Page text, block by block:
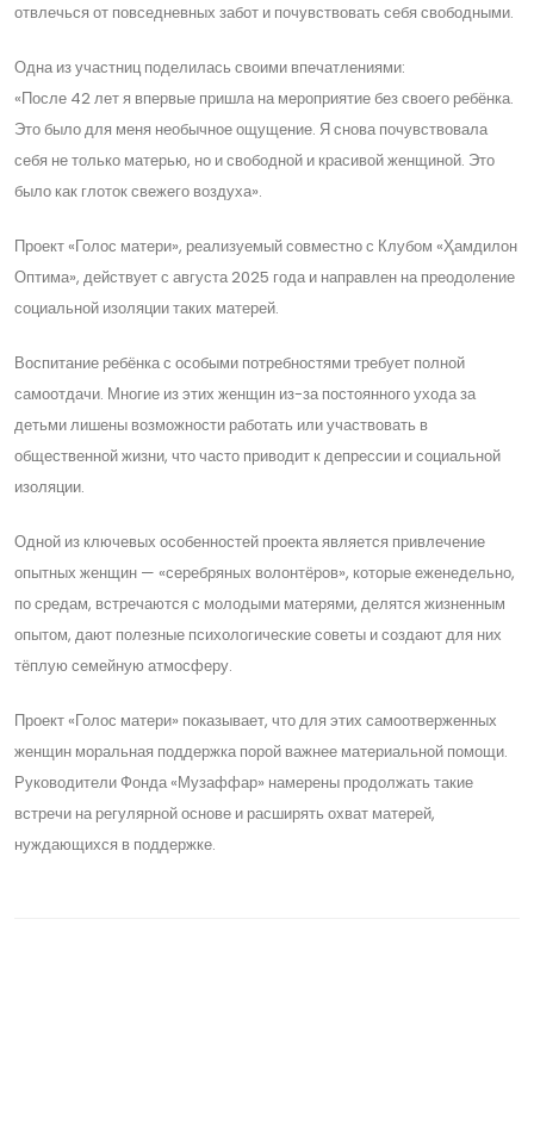
отвлечься от повседневных забот и почувствовать себя свободными.
Одна из участниц поделилась своими впечатлениями:
«После 42 лет я впервые пришла на мероприятие без своего ребёнка.
Это было для меня необычное ощущение. Я снова почувствовала
себя не только матерью, но и свободной и красивой женщиной. Это
было как глоток свежего воздуха».
Проект «Голос матери», реализуемый совместно с Клубом «Ҳамдилон
Оптима», действует с августа 2025 года и направлен на преодоление
социальной изоляции таких матерей.
Воспитание ребёнка с особыми потребностями требует полной
самоотдачи. Многие из этих женщин из-за постоянного ухода за
детьми лишены возможности работать или участвовать в
общественной жизни, что часто приводит к депрессии и социальной
изоляции.
Одной из ключевых особенностей проекта является привлечение
опытных женщин — «серебряных волонтёров», которые еженедельно,
по средам, встречаются с молодыми матерями, делятся жизненным
опытом, дают полезные психологические советы и создают для них
тёплую семейную атмосферу.
Проект «Голос матери» показывает, что для этих самоотверженных
женщин моральная поддержка порой важнее материальной помощи.
Руководители Фонда «Музаффар» намерены продолжать такие
встречи на регулярной основе и расширять охват матерей,
нуждающихся в поддержке.